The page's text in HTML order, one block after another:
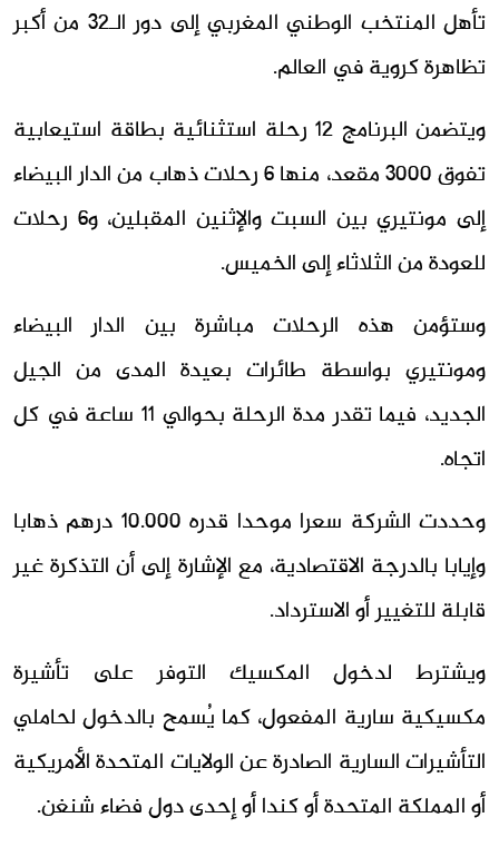
تأهل المنتخب الوطني المغربي إلى دور الـ32 من أكبر
تظاهرة كروية في العالم.
ويتضمن البرنامج 12 رحلة استثنائية بطاقة استيعابية
تفوق 3000 مقعد، منها 6 رحلات ذهاب من الدار البيضاء
إلى مونتيري بين السبت والإثنين المقبلين، و6 رحلات
للعودة من الثلاثاء إلى الخميس.
وستؤمن هذه الرحلات مباشرة بين الدار البيضاء
ومونتيري بواسطة طائرات بعيدة المدى من الجيل
الجديد، فيما تقدر مدة الرحلة بحوالي 11 ساعة في كل
اتجاه.
وحددت الشركة سعرا موحدا قدره 10.000 درهم ذهابا
وإيابا بالدرجة الاقتصادية، مع الإشارة إلى أن التذكرة غير
قابلة للتغيير أو الاسترداد.
ويشترط لدخول المكسيك التوفر على تأشيرة
مكسيكية سارية المفعول، كما يُسمح بالدخول لحاملي
التأشيرات السارية الصادرة عن الولايات المتحدة الأمريكية
أو المملكة المتحدة أو كندا أو إحدى دول فضاء شنغن.